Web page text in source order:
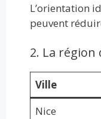
L’orientation
peuvent
2. La région
Ville
Nice